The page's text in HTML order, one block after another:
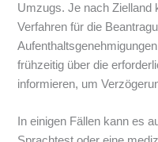
Umzugs. Je nach Zielland
Verfahren für die
frühzeitig über die
informieren, um
In einigen Fällen kann es